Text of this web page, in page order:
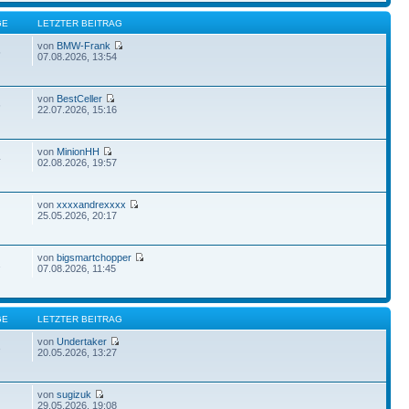
LETZTER BEITRAG
von BMW-Frank
07.08.2026, 13:54
von BestCeller
22.07.2026, 15:16
von MinionHH
02.08.2026, 19:57
vonxxxxandrexxxx
25.05.2026, 20:17
vonbigsmartchopper
07.08.2026, 11:45
LETZTER BEITRAG
vonUndertaker
20.05.2026, 13:27
vonsugizuk
29.05.2026, 19:08